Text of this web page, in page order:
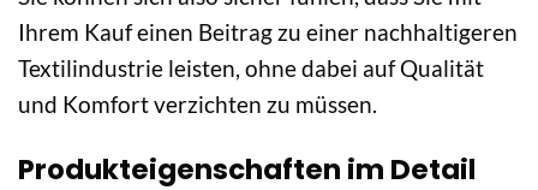
Ihrem Kauf einen Beitrag zu einer nachhaltigeren
Textilindustrie leisten, ohne dabei auf Qualität
und Komfort verzichten zu müssen.
Produkteigenschaften im Detail